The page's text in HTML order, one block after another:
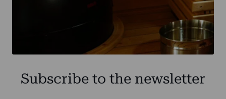
Subscribe to the newsletter